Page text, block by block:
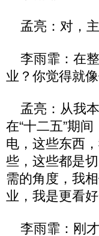
孟亮：对，主
李雨霏：在整
业？你觉得就
孟亮：从我本
在“十二五”期
电，这些东西
些，这些都是
需的角度，我
业，我是更看好
李雨霏：刚才